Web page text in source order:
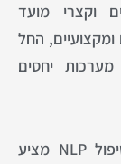
וקצרי מועד
החל
יחסים
הנה כמה מהתחומים המרכזיים שבהם טיפול NLP מציע